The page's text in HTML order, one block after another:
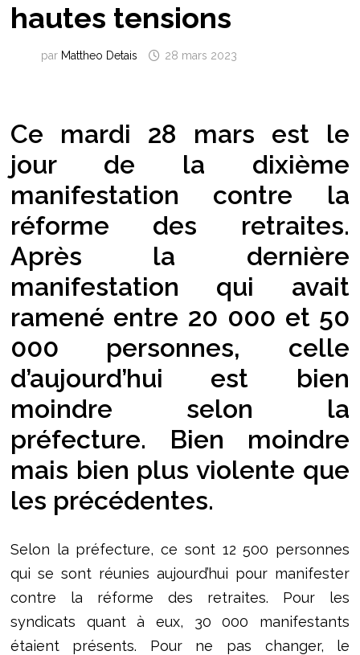
hautes tensions
par Mattheo Detais 28 mars 2023
Ce mardi 28 mars est le
jour de la dixième
manifestation contre la
réforme des retraites.
Après la dernière
manifestation qui avait
ramené entre 20 000 et 50
000 personnes, celle
d’aujourd’hui est bien
moindre selon la
préfecture. Bien moindre
mais bien plus violente que
les précédentes.
Selon la préfecture, ce sont 12 500 personnes
qui se sont réunies aujourd’hui pour manifester
contre la réforme des retraites. Pour les
syndicats quant à eux, 30 000 manifestants
étaient présents. Pour ne pas changer, le